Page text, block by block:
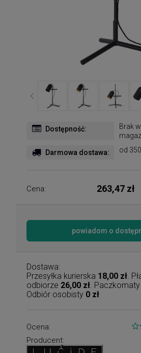
Dostępność:
Brak w
Darmowa dostawa: od
Cena: 263,47 zł
powiadom o
Dostawa:
Przesyłka kurierska 18,00 zł .
odbiorze 26,00 zł .
Odbiór osobisty 0 zł
Ocena:
Producent: